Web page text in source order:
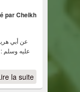
par Cheikh
عن أبي
عليه وسلم
la suite